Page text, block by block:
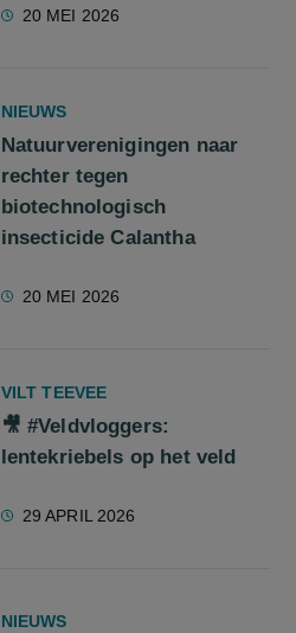
20 MEI 2026
NIEUWS
Natuurverenigingen naar
rechter tegen
biotechnologisch
insecticide Calantha
20 MEI 2026
VILT TEEVEE
🎥 #Veldvloggers:
lentekriebels op het veld
29 APRIL 2026
NIEUWS